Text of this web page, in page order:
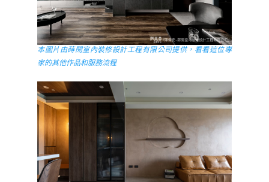
本圖片由蒔閍室內裝修設計工程有限公司提供，看看這位專
家的其他作品和服務流程